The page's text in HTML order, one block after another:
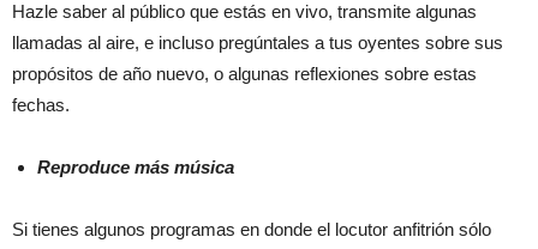
Hazle saber al público que estás en vivo, transmite algunas
llamadas al aire, e incluso pregúntales a tus oyentes sobre sus
propósitos de año nuevo, o algunas reflexiones sobre estas
fechas.
Reproduce más música
Si tienes algunos programas en donde el locutor anfitrión sólo